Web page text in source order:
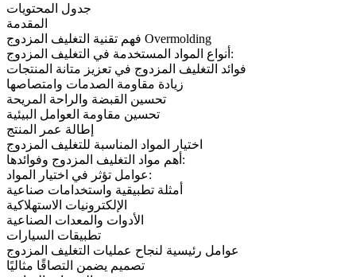
جدول المحتويات
المقدمة
فهم تقنية التغليف المزدوج Overmolding
أنواع المواد المستخدمة في التغليف المزدوج:
فوائد التغليف المزدوج في تعزيز متانة المنتجات
زيادة مقاومة الصدمات وامتصاصها
تحسين القبضة والراحة المريحة
تحسين مقاومة العوامل البيئية
إطالة عمر المنتج
اختيار المواد المناسبة للتغليف المزدوج
أهم مواد التغليف المزدوج وفوائدها:
عوامل تؤثر في اختيار المواد:
أمثلة تطبيقية واستخدامات صناعية
الإلكترونيات الاستهلاكية
الأدوات والمعدات الصناعية
تطبيقات السيارات
عوامل رئيسية لنجاح عمليات التغليف المزدوج
تصميم يضمن التصاقًا مثاليًا